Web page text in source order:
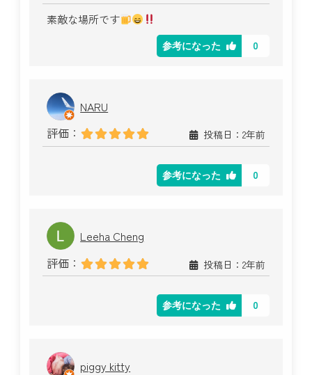
素敵な場所です
参考になった 0
NARU
評価：
投稿日：2年前
参考になった 0
Leeha Cheng
評価：
投稿日：2年前
参考になった 0
piggy kitty